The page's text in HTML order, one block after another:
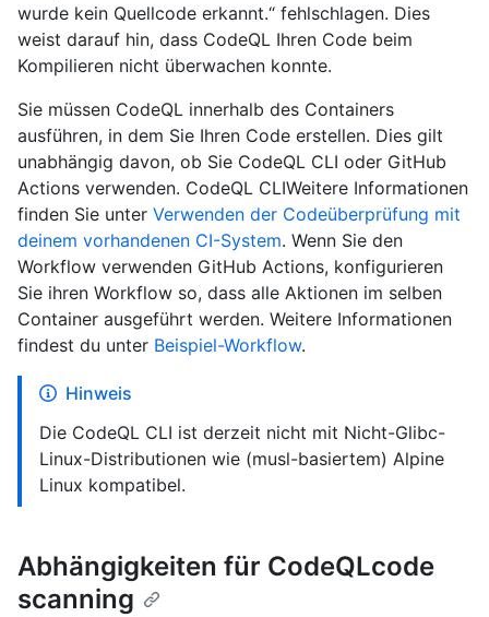
wurde kein Quellcode erkannt.“ fehlschlagen. Dies
weist darauf hin, dass CodeQL Ihren Code beim
Kompilieren nicht überwachen konnte.
Sie müssen CodeQL innerhalb des Containers
ausführen, in dem Sie Ihren Code erstellen. Dies gilt
unabhängig davon, ob Sie CodeQL CLI oder GitHub
Actions verwenden. CodeQL CLIWeitere Informationen
finden Sie unter Verwenden der Codeüberprüfung mit
deinem vorhandenen CI-System. Wenn Sie den
Workflow verwenden GitHub Actions, konfigurieren
Sie ihren Workflow so, dass alle Aktionen im selben
Container ausgeführt werden. Weitere Informationen
findest du unter Beispiel-Workflow.
Hinweis
Die CodeQL CLI ist derzeit nicht mit Nicht-Glibc-
Linux-Distributionen wie (musl-basiertem) Alpine
Linux kompatibel.
Abhängigkeiten für CodeQLcode
scanning